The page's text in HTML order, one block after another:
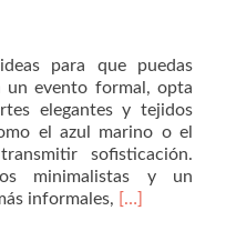
para que puedas
evento formal, opta
elegantes y tejidos
el azul marino o el
sofisticación.
minimalistas y un
informales, Read
[…]